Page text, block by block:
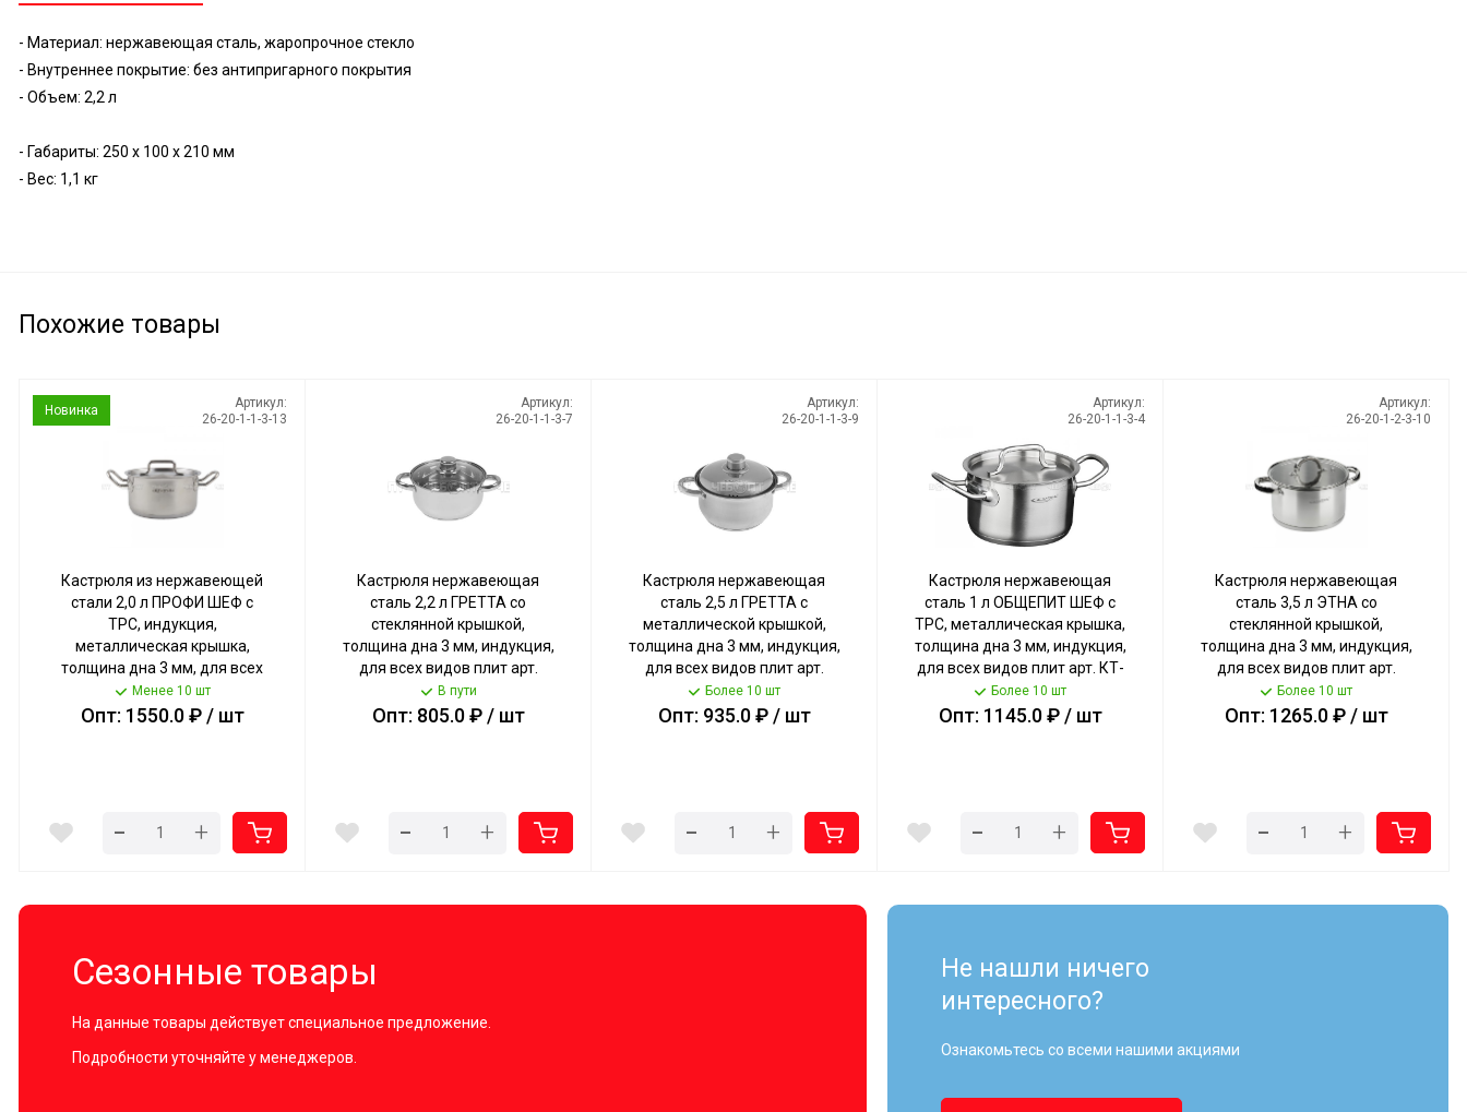
- Материал: нержавеющая сталь, жаропрочное стекло
- Внутреннее покрытие: без антипригарного покрытия
- Объем: 2,2 л
- Габариты: 250 x 100 x 210 мм
- Вес: 1,1 кг
Похожие товары
Новинка
Артикул:
26-20-1-1-3-13
Кастрюля из нержавеющей
стали 2,0 л ПРОФИ ШЕФ с
ТРС, индукция,
металлическая крышка,
толщина дна 3 мм, для всех
видов плит арт. GR-PR-02 [4]
КАТУНЬ
Менее 10 шт
Опт: 1550.0 ₽ / шт
- +
Артикул:
26-20-1-1-3-7
Кастрюля нержавеющая
сталь 2,2 л ГРЕТТА со
стеклянной крышкой,
толщина дна 3 мм, индукция,
для всех видов плит арт.
KT04-D-22 [8] КАТУНЬ
В пути
Опт: 805.0 ₽ / шт
- +
Артикул:
26-20-1-1-3-9
Кастрюля нержавеющая
сталь 2,5 л ГРЕТТА с
металлической крышкой,
толщина дна 3 мм, индукция,
для всех видов плит арт.
KT04-D-25м [4] КАТУНЬ
Более 10 шт
Опт: 935.0 ₽ / шт
- +
Артикул:
26-20-1-1-3-4
Кастрюля нержавеющая
сталь 1 л ОБЩЕПИТ ШЕФ с
ТРС, металлическая крышка,
толщина дна 3 мм, индукция,
для всех видов плит арт. КТ-
ОБ-01 [4] КАТУНЬ
Более 10 шт
Опт: 1145.0 ₽ / шт
- +
Артикул:
26-20-1-2-3-10
Кастрюля нержавеющая
сталь 3,5 л ЭТНА со
стеклянной крышкой,
толщина дна 3 мм, индукция,
для всех видов плит арт.
KT21-D-20 [4] КАТУНЬ
Более 10 шт
Опт: 1265.0 ₽ / шт
- +
Сезонные товары
На данные товары действует специальное предложение.
Подробности уточняйте у менеджеров.
Не нашли ничего
интересного?
Ознакомьтесь со всеми нашими акциями